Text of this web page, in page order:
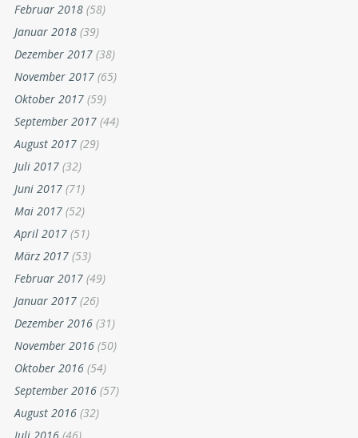
Februar 2018 (58)
Januar 2018 (39)
Dezember 2017 (38)
November 2017 (65)
Oktober 2017 (59)
September 2017 (44)
August 2017 (29)
Juli 2017 (32)
Juni 2017 (71)
Mai 2017 (52)
April 2017 (51)
März 2017 (53)
Februar 2017 (49)
Januar 2017 (26)
Dezember 2016 (31)
November 2016 (50)
Oktober 2016 (54)
September 2016 (57)
August 2016 (32)